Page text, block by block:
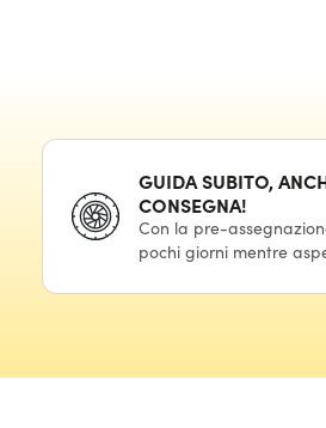
GUIDA SUBITO,
CONSEGNA!
Con la pre-
pochi giorni mentre